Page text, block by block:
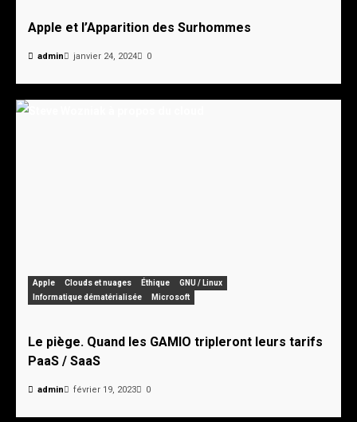
Apple et l’Apparition des Surhommes
admin janvier 24, 2024 0
Apple Clouds et nuages Éthique
GNU / Linux
Informatique dématérialisée
Microsoft
Le piège. Quand les GAMIO tripleront leurs tarifs
PaaS / SaaS
admin février 19, 2023 0